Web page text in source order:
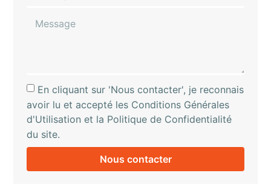
En cliquant sur 'Nous contacter', je reconnais
avoir lu et accepté les Conditions Générales
d'Utilisation et la Politique de Confidentialité
du site.
Nous contacter